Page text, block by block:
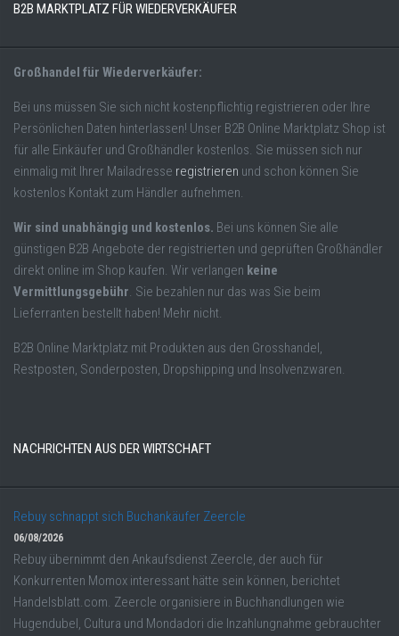
B2B MARKTPLATZ FÜR WIEDERVERKÄUFER
Großhandel für Wiederverkäufer:
Bei uns müssen Sie sich nicht kostenpflichtig registrieren oder Ihre
Persönlichen Daten hinterlassen! Unser B2B Online Marktplatz Shop ist
für alle Einkäufer und Großhändler kostenlos. Sie müssen sich nur
einmalig mit Ihrer Mailadresse registrieren und schon können Sie
kostenlos Kontakt zum Händler aufnehmen.
Wir sind unabhängig und kostenlos. Bei uns können Sie alle
günstigen B2B Angebote der registrierten und geprüften Großhändler
direkt online im Shop kaufen. Wir verlangen keine
Vermittlungsgebühr. Sie bezahlen nur das was Sie beim
Lieferranten bestellt haben! Mehr nicht.
B2B Online Marktplatz mit Produkten aus den Grosshandel,
Restposten, Sonderposten, Dropshipping und Insolvenzwaren.
NACHRICHTEN AUS DER WIRTSCHAFT
Rebuy schnappt sich Buchankäufer Zeercle
06/08/2026
Rebuy übernimmt den Ankaufsdienst Zeercle, der auch für
Konkurrenten Momox interessant hätte sein können, berichtet
Handelsblatt.com. Zeercle organisiere in Buchhandlungen wie
Hugendubel, Cultura und Mondadori die Inzahlungnahme gebrauchter